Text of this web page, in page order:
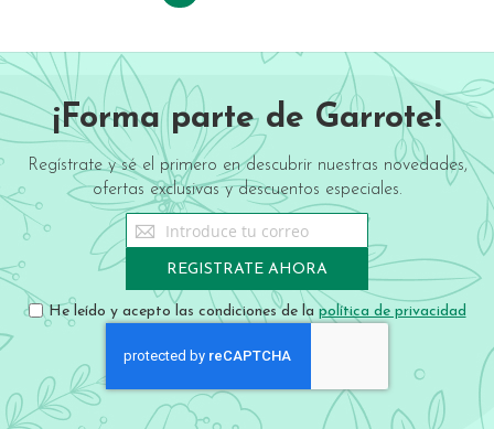
¡Forma parte de Garrote!
Regístrate y sé el primero en descubrir nuestras novedades,
ofertas exclusivas y descuentos especiales.
Sign
Up
for
Our
Newsletter:
REGISTRATE AHORA
He leído y acepto las condiciones de la política de privacidad